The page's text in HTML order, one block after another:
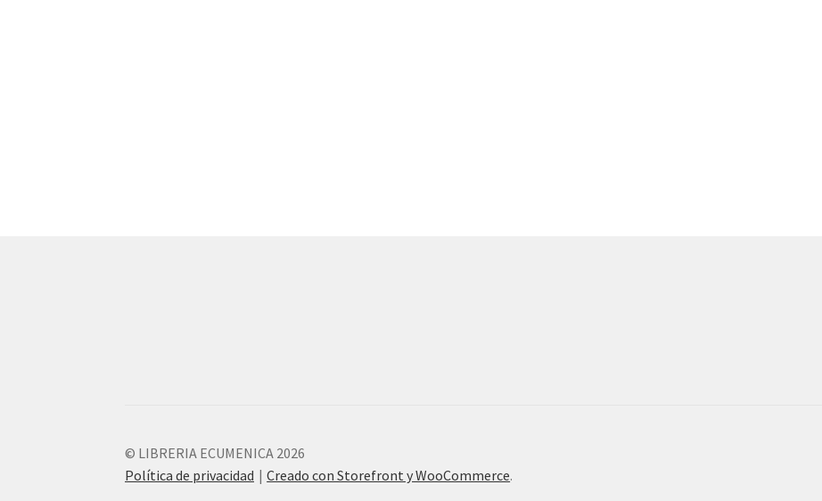
© LIBRERIA ECUMENICA 2026
Política de privacidad
Creado con Storefront y WooCommerce.